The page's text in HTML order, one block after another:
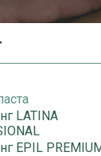
LATINA
EPIL